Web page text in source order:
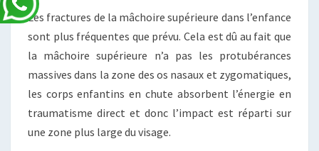
Les fractures de la mâchoire supérieure dans l’enfance
sont plus fréquentes que prévu. Cela est dû au fait que
la mâchoire supérieure n’a pas les protubérances
massives dans la zone des os nasaux et zygomatiques,
les corps enfantins en chute absorbent l’énergie en
traumatisme direct et donc l’impact est réparti sur
une zone plus large du visage.